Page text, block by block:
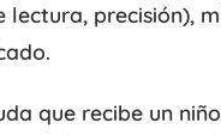
precisión),
que recibe un